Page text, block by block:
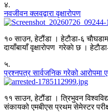
४.
नवजीवन क्लवद्वारा वृक्षारोपण
१० साउन, हेटौंडा । हेटाैडा-६
दायाँबायाँ वृक्षारोपण गरेकाे छ ।
५.
प्रश्नपत्र सार्वजनिक गरेको आरोपमा
११ साउन, हेटौंडा । त्रिभुवन
संकायको एमबीएस प्रथम सेमेस्टर